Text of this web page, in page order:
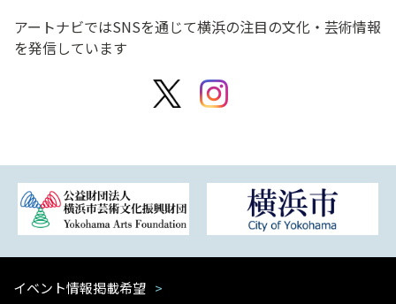
アートナビではSNSを通じて横浜の注目の文化・芸術情報
を発信しています
イベント情報掲載希望